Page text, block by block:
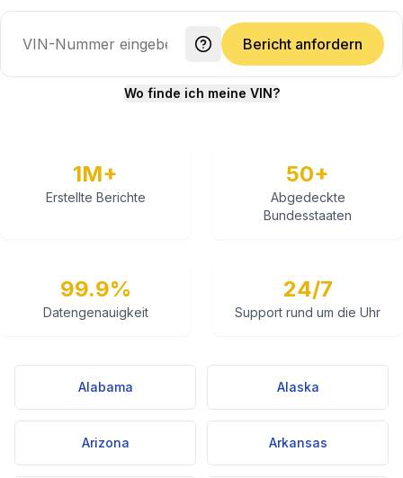
Bericht anfordern
Wo finde ich meine VIN?
1M+
Erstellte Berichte
50+
Abgedeckte
Bundesstaaten
99.9%
Datengenauigkeit
24/7
Support rund um die Uhr
Alabama Alaska
Arizona Arkansas